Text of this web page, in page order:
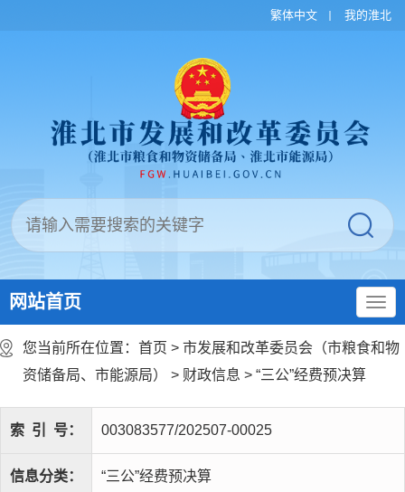
繁体中文 我的淮北
网站首页
您当前所在位置： 首页 > 市发展和改革委员会（市粮食和物
资储备局、市能源局）
> 财政信息 > “三公”经费预决算
索 引 号： 003083577/202507-00025
信息分类： “三公”经费预决算